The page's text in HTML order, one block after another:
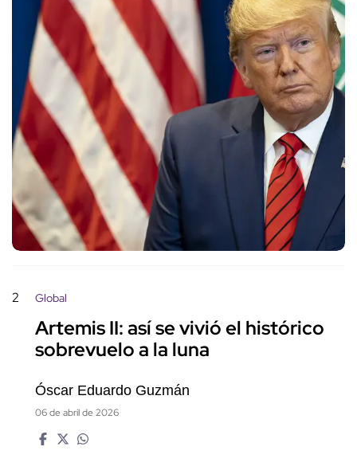
2 Global
Artemis II: así se vivió el histórico
sobrevuelo a la luna
Óscar Eduardo Guzmán
06 de abril de 2026